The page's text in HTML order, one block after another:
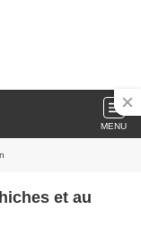
MENU
et au